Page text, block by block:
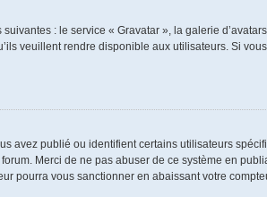
: le service « Gravatar », la galerie
veuillent rendre disponible aux utilisateurs. Si
avez publié ou identifient certains utilisateurs
Merci de ne pas abuser de ce système en
pourra vous sanctionner en abaissant votre